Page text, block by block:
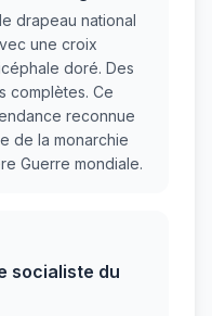
drapeau national
une croix
doré. Des
complètes. Ce
reconnue
de la monarchie
Guerre mondiale.
socialiste du